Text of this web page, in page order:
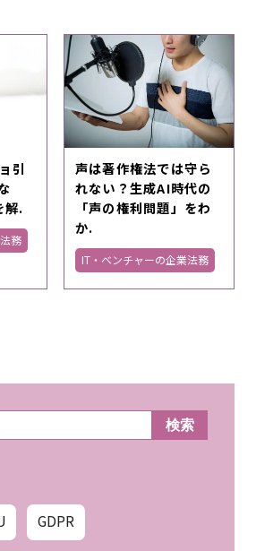
引
解.
務
声は著作権法では守ら
れない？生成AI時代の
「声の権利問題」をわ
か.
IT・ベンチャーの企業法務
検索
GDPR